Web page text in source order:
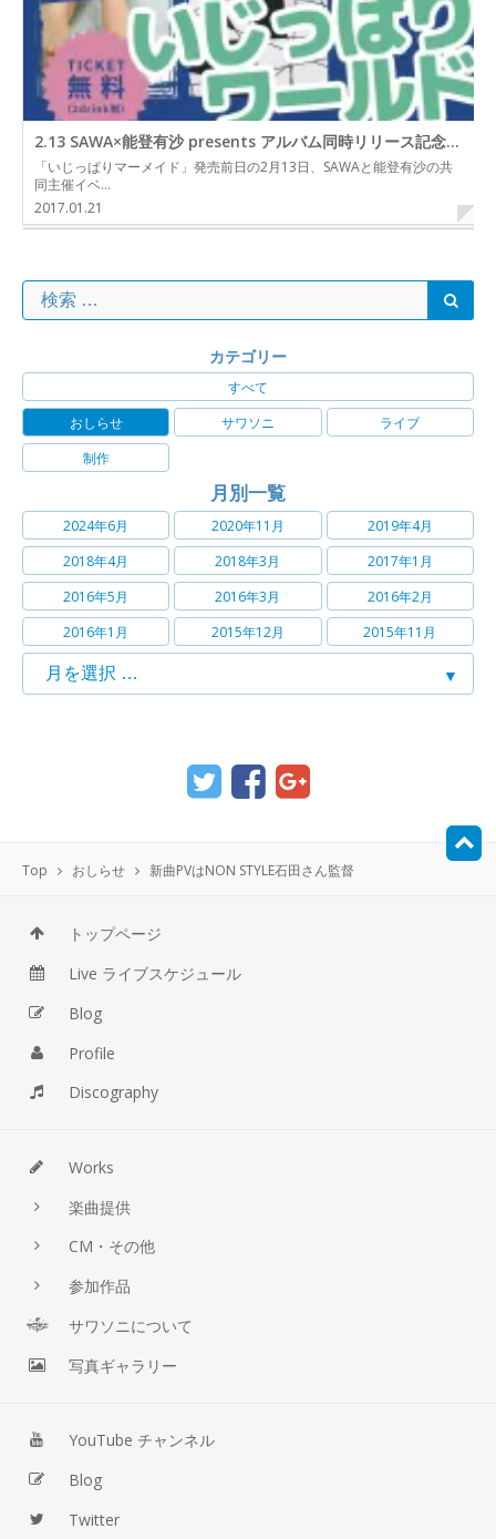
2.13 SAWA×能登有沙 presents アルバム同時リリース記念無料ツーマンイベント「いじっぱりワールド」
「いじっぱりマーメイド」発売前日の2月13日、SAWAと能登有沙の共
同主催イベ…
2017.01.21
カテゴリー
すべて
おしらせ
サワソニ
ライブ
制作
月別一覧
2024年6月 2020年11月
2019年4月
2018年4月
2018年3月
2017年1月
2016年5月
2016年3月
2016年2月
2016年1月
2015年12月 2015年11月
Top おしらせ 新曲PVはNON STYLE石田さん監督
トップページ
Live ライブスケジュール
Blog
Profile
Discography
Works
楽曲提供
CM・その他
参加作品
サワソニについて
写真ギャラリー
YouTube チャンネル
Blog
Twitter